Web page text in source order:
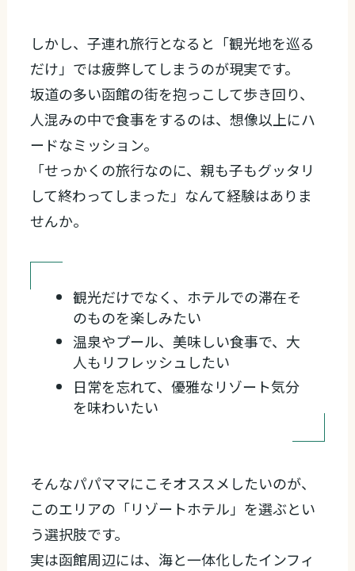
しかし、子連れ旅行となると「観光地を巡る
だけ」では疲弊してしまうのが現実です。
坂道の多い函館の街を抱っこして歩き回り、
人混みの中で食事をするのは、想像以上にハ
ードなミッション。
「せっかくの旅行なのに、親も子もグッタリ
して終わってしまった」なんて経験はありま
せんか。
観光だけでなく、ホテルでの滞在そ
のものを楽しみたい
温泉やプール、美味しい食事で、大
人もリフレッシュしたい
日常を忘れて、優雅なリゾート気分
を味わいたい
そんなパパママにこそオススメしたいのが、
このエリアの「リゾートホテル」を選ぶとい
う選択肢です。
実は函館周辺には、海と一体化したインフィ